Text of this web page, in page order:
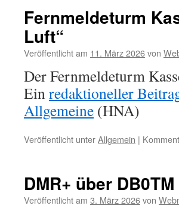
Fernmeldeturm
Luft“
Veröffentlicht am 11. März 2026von
Der Fernmeldeturm
Einredaktioneller
Allgemeine (HNA)
Veröffentlicht unterAllgemein |
DMR+ über
Veröffentlicht am 3. März 2026von